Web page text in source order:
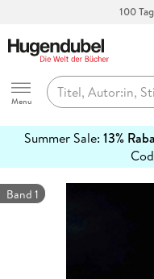
100
Hugendubel
Menu
Summer Sale: 13%
erfahren
Band 1